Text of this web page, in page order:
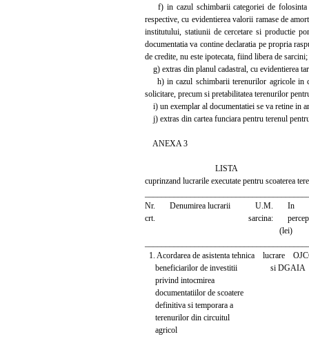
f) in cazul schimbarii categoriei de folosinta
respective, cu evidentierea valorii ramase de
institutului, statiunii de cercetare si productie
documentatia va contine declaratia pe propria
de credite, nu este ipotecata, fiind libera de sarcini;
g) extras din planul cadastral, cu evidentierea
h) in cazul schimbarii terenurilor agricole in
solicitare, precum si pretabilitatea terenurilor
i) un exemplar al documentatiei se va retine in
j) extras din cartea funciara pentru terenul
ANEXA 3
LISTA
cuprinzand lucrarile executate pentru scoaterea
Nr. Denumirea lucrarii U.M. In
crt. sarcina:
(lei)
1. Acordarea de asistenta tehnica lucrare
beneficiarilor de investitii si DGAIA
privind intocmirea
documentatiilor de scoatere
definitiva si temporara a
terenurilor din circuitul
agricol